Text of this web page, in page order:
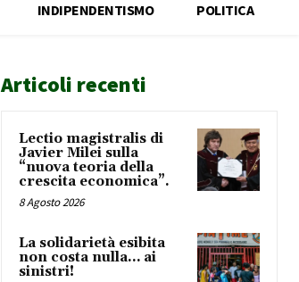
INDIPENDENTISMO POLITICA
Articoli recenti
Lectio magistralis di
Javier Milei sulla
“nuova teoria della
crescita economica”.
8 Agosto 2026
La solidarietà esibita
non costa nulla… ai
sinistri!